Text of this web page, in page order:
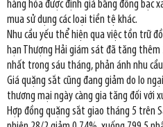
hàng hóa được định giá bằng đồng bạc
mua sử dụng các loại tiền tệ khác.
Nhu cầu yếu thể hiện qua việc tồn trữ
hạn Thượng Hải giám sát đã tăng
nhất trong sáu tháng, phản ánh nhu
Giá quặng sắt cũng đang giảm do lo
thương mại ngày càng gia tăng đối với
Hợp đồng quặng sắt giao tháng 5 trên